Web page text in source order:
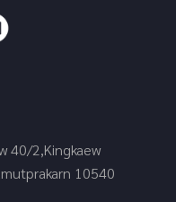
40/2,Kingkaew
10540